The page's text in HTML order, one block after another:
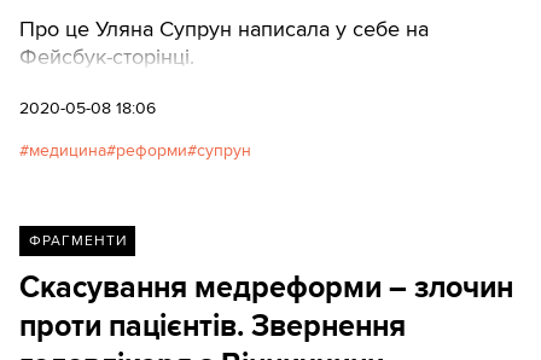
Про це Уляна Супрун написала у себе на
Фейсбук-сторінці.
2020-05-08 18:06
медицина реформи супрун
ФРАГМЕНТИ
Скасування медреформи – злочин
проти пацієнтів. Звернення